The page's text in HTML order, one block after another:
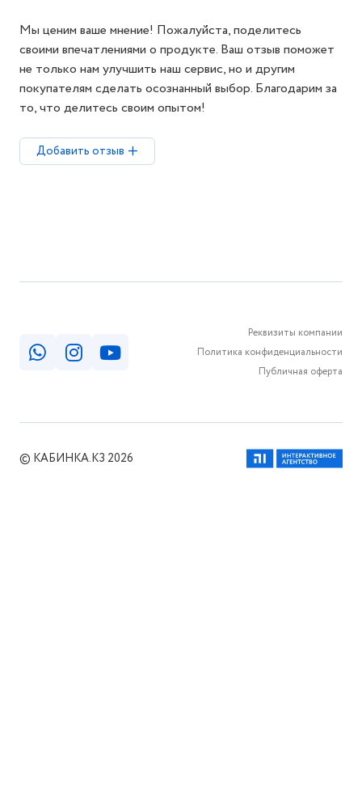
Мы ценим ваше мнение! Пожалуйста, поделитесь
своими впечатлениями о продукте. Ваш отзыв поможет
не только нам улучшить наш сервис, но и другим
покупателям сделать осознанный выбор. Благодарим за
то, что делитесь своим опытом!
Добавить отзыв
Реквизиты компании
Политика конфиденциальности
Публичная оферта
© КАБИНКА.КЗ 2026